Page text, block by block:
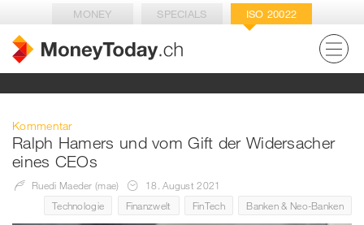
MONEY SPECIALS ISO 20022
Kommentar
Ralph Hamers und vom Gift der Widersacher
eines CEOs
Ruedi Maeder (mae)
18. August 2021
Technologie
Finanzwelt FinTech Banken & Neo-Banken